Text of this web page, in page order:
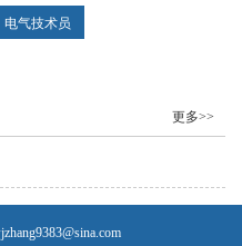
气技术员
更多>>